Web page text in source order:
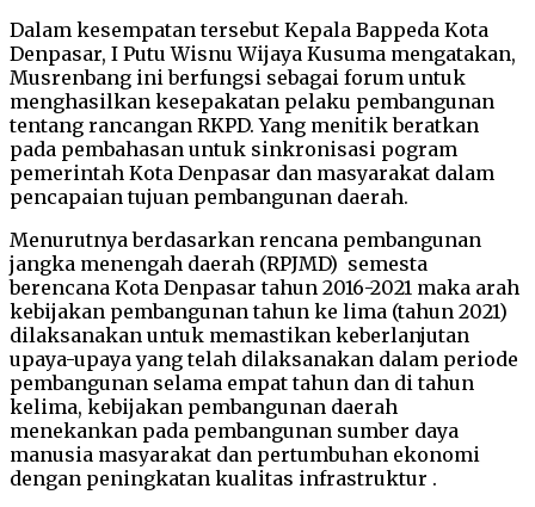
Dalam kesempatan tersebut Kepala Bappeda Kota
Denpasar, I Putu Wisnu Wijaya Kusuma mengatakan,
Musrenbang ini berfungsi sebagai forum untuk
menghasilkan kesepakatan pelaku pembangunan
tentang rancangan RKPD. Yang menitik beratkan
pada pembahasan untuk sinkronisasi pogram
pemerintah Kota Denpasar dan masyarakat dalam
pencapaian tujuan pembangunan daerah.
Menurutnya berdasarkan rencana pembangunan
jangka menengah daerah (RPJMD) semesta
berencana Kota Denpasar tahun 2016-2021 maka arah
kebijakan pembangunan tahun ke lima (tahun 2021)
dilaksanakan untuk memastikan keberlanjutan
upaya-upaya yang telah dilaksanakan dalam periode
pembangunan selama empat tahun dan di tahun
kelima, kebijakan pembangunan daerah
menekankan pada pembangunan sumber daya
manusia masyarakat dan pertumbuhan ekonomi
dengan peningkatan kualitas infrastruktur .